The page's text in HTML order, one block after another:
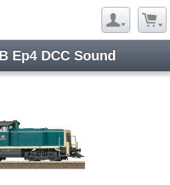
Ep4 DCC Sound